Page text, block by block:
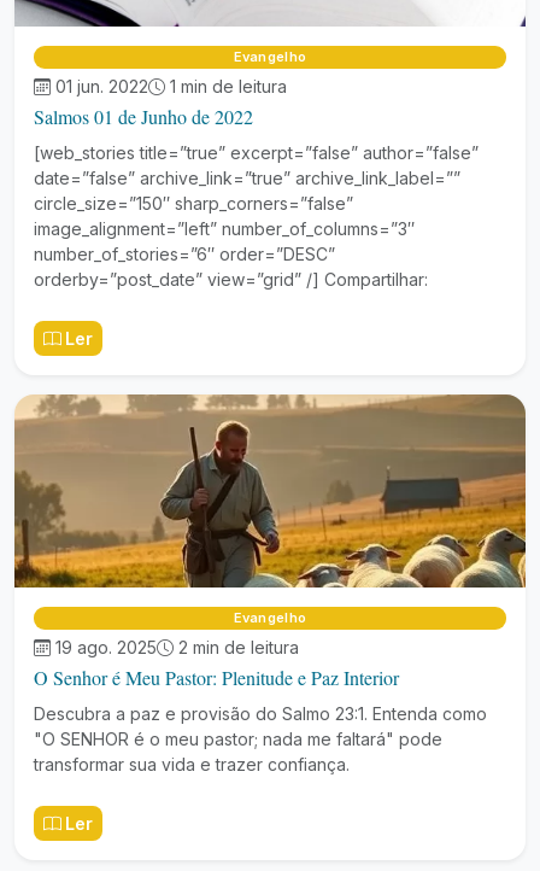
Evangelho
01 jun. 2022 1 min de leitura
Salmos 01 de Junho de 2022
[web_stories title=”true” excerpt=”false” author=”false”
date=”false” archive_link=”true” archive_link_label=””
circle_size=”150″ sharp_corners=”false”
image_alignment=”left” number_of_columns=”3″
number_of_stories=”6″ order=”DESC”
orderby=”post_date” view=”grid” /] Compartilhar:
Ler
Evangelho
19 ago. 2025 2 min de leitura
O Senhor é Meu Pastor: Plenitude e Paz Interior
Descubra a paz e provisão do Salmo 23:1. Entenda como
"O SENHOR é o meu pastor; nada me faltará" pode
transformar sua vida e trazer confiança.
Ler